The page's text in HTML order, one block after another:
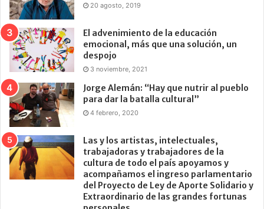
20 agosto, 2019
El advenimiento de la educación
emocional, más que una solución, un
despojo
3 noviembre, 2021
Jorge Alemán: “Hay que nutrir al pueblo
para dar la batalla cultural”
4 febrero, 2020
Las y los artistas, intelectuales,
trabajadoras y trabajadores de la
cultura de todo el país apoyamos y
acompañamos el ingreso parlamentario
del Proyecto de Ley de Aporte Solidario y
Extraordinario de las grandes fortunas